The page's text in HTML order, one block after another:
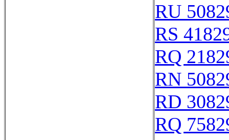
RU
RS
RQ
RN
RD
RQ